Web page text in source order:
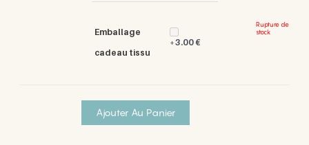
Emballage
cadeau tissu
+3.00€
Rupture de
stock
Ajouter Au Panier